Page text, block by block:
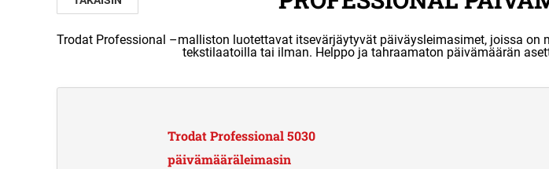
Trodat Professional –malliston luotettavat itsevärjäytyvät päiväysleimasimet, joissa
tekstilaatoilla tai ilman. Helppo ja tahraamaton päivämäärän
Trodat Professional 5030
päivämääräleimasin